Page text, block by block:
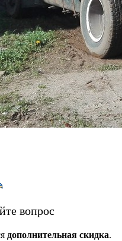
вопрос
дополнительная скидка.